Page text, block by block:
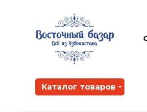
Каталог товаров